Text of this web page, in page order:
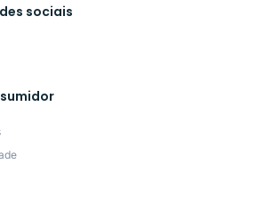
sociais